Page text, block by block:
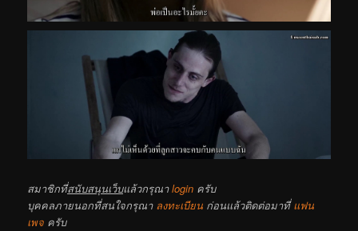
สมาชิกที่สนับสนุนเว็บแล้วกรุณาlogin ครับ
บุคคลภายนอกที่สนใจกรุณา ลงทะเบียน ก่อนแล้วติดต่อมาที่แฟน
เพจ ครับ